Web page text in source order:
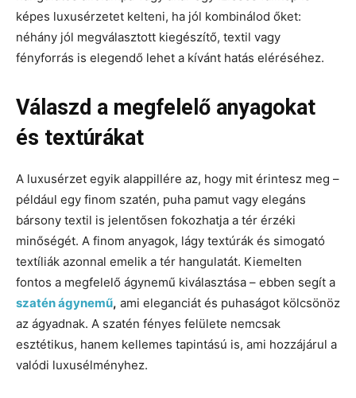
képes luxusérzetet kelteni, ha jól kombinálod őket:
néhány jól megválasztott kiegészítő, textil vagy
fényforrás is elegendő lehet a kívánt hatás eléréséhez.
Válaszd a megfelelő anyagokat
és textúrákat
A luxusérzet egyik alappillére az, hogy mit érintesz meg –
például egy finom szatén, puha pamut vagy elegáns
bársony textil is jelentősen fokozhatja a tér érzéki
minőségét. A finom anyagok, lágy textúrák és simogató
textíliák azonnal emelik a tér hangulatát. Kiemelten
fontos a megfelelő ágynemű kiválasztása – ebben segít a
szatén ágynemű, ami eleganciát és puhaságot kölcsönöz
az ágyadnak. A szatén fényes felülete nemcsak
esztétikus, hanem kellemes tapintású is, ami hozzájárul a
valódi luxusélményhez.